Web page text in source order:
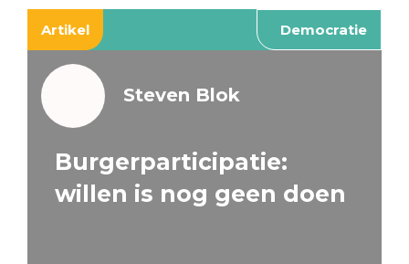
Artikel Democratie
Steven Blok
Burgerparticipatie:
willen is nog geen doen